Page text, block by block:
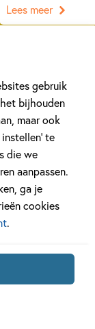
gebruik
bijhouden
maar ook
te
die we
aanpassen.
ga je
cookies
.
Lees meer